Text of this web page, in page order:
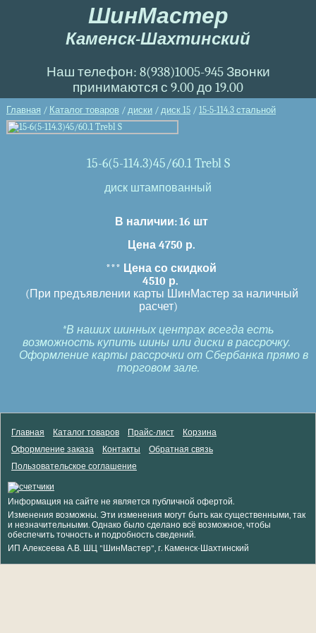
ШинМастер
Каменск-Шахтинский
Наш телефон: 8(938)1005-945 Звонки
принимаются с 9.00 до 19.00
Главная / Каталог товаров / диски/ диск 15/ 15-5-114.3 стальной
15-6(5-114.3)45/60.1 Trebl S
диск штампованный
В наличии:16 шт
Цена 4750 р.
*** Цена со скидкой
4510 р.
(При предъявлении карты ШинМастер за наличный
расчет)
*В наших шинных центрах всегда есть
возможность купить шины или диски в рассрочку.
Оформление карты рассрочки от Сбербанка прямо в
торговом зале.
Главная Каталог товаров Прайс-лист
Корзина
Оформление заказа
Контакты
Обратная связь
Пользовательское соглашение
Информация на сайте не является публичной офертой.
Изменения возможны. Эти изменения могут быть как существенными, так
и незначительными. Однако было сделано всё возможное, чтобы
обеспечить точность и подробность сведений.
ИП Алексеева А.В. ШЦ "ШинМастер", г. Каменск-Шахтинский